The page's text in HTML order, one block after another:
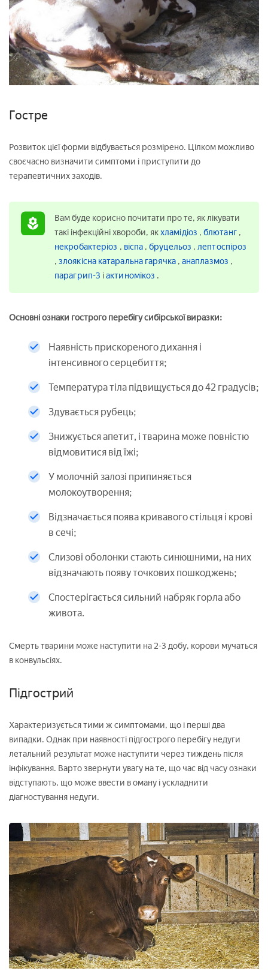
Гостре
Розвиток цієї форми відбувається розмірено. Цілком можливо
своєчасно визначити симптоми і приступити до
терапевтичних заходів.
Вам буде корисно почитати про те, як лікувати
такі інфекційні хвороби, якхламідіоз , блютанг ,
некробактеріоз , віспа ,бруцельоз ,лептоспіроз
, злоякісна катаральна гарячка , анаплазмоз ,
парагрип-3 іактиномікоз .
Основні ознаки гострого перебігу сибірської виразки:
Наявність прискореного дихання і
інтенсивного серцебиття;
Температура тіла підвищується до 42 градусів;
Здувається рубець;
Знижується апетит, і тварина може повністю
відмовитися від їжі;
У молочній залозі припиняється
молокоутворення;
Відзначається поява кривавого стільця і крові
в сечі;
Слизові оболонки стають синюшними, на них
відзначають появу точкових пошкоджень;
Спостерігається сильний набряк горла або
живота.
Смерть тварини може наступити на 2-3 добу, корови мучаться
в конвульсіях.
Підгострий
Характеризується тими ж симптомами, що і перші два
випадки. Однак при наявності підгострого перебігу недуги
летальний результат може наступити через тиждень після
інфікування. Варто звернути увагу на те, що час від часу ознаки
відступають, що може ввести в оману і ускладнити
діагностування недуги.